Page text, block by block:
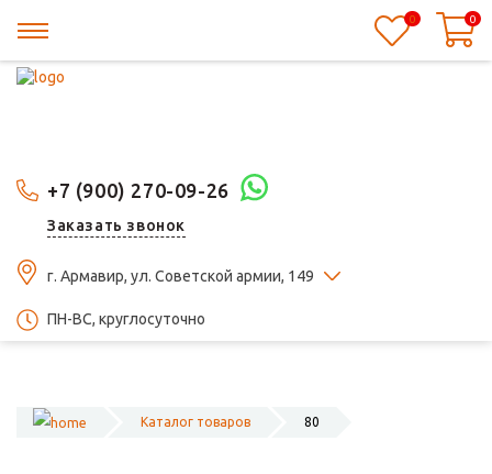
+7 (900) 270-09-26
Заказать звонок
г. Армавир, ул. Советской армии, 149
ПН-ВС, круглосуточно
0 0
Каталог товаров 80